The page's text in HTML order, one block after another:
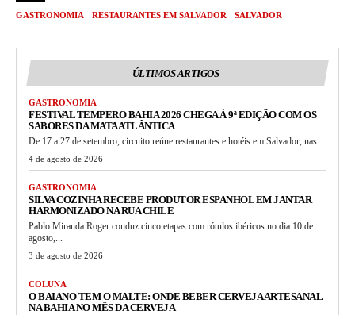
GASTRONOMIA
RESTAURANTES EM SALVADOR SALVADOR
ÚLTIMOS ARTIGOS
GASTRONOMIA
FESTIVAL TEMPERO BAHIA 2026 CHEGA À 9ª EDIÇÃO COM OS
SABORES DA MATA ATLÂNTICA
De 17 a 27 de setembro, circuito reúne restaurantes e hotéis em Salvador, nas...
4 de agosto de 2026
GASTRONOMIA
SILVA COZINHA RECEBE PRODUTOR ESPANHOL EM JANTAR
HARMONIZADO NA RUA CHILE
Pablo Miranda Roger conduz cinco etapas com rótulos ibéricos no dia 10 de
agosto,...
3 de agosto de 2026
COLUNA
O BAIANO TEM O MALTE: ONDE BEBER CERVEJA ARTESANAL
NA BAHIA NO MÊS DA CERVEJA